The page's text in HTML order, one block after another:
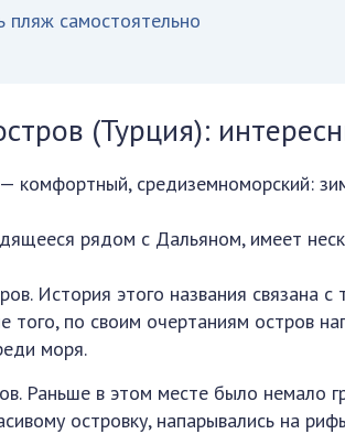
пляж самостоятельно
(Турция):
комфортный, средиземноморский:
рядом с Дальяном, имеет
История этого названия связана
того, по своим очертаниям остров
моря.
Раньше в этом месте было немало
островку, напарывались на